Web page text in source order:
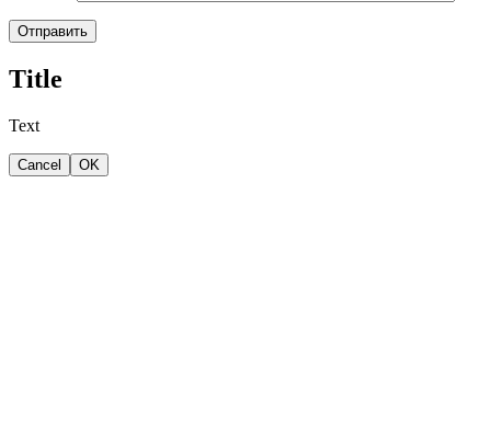
Отправить
Title
Text
Cancel OK